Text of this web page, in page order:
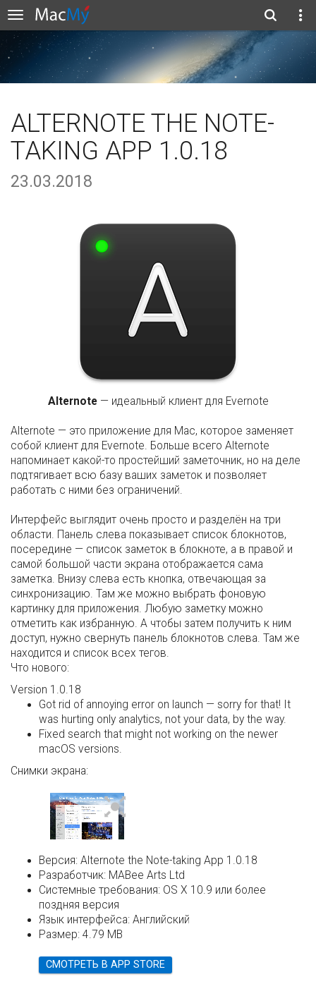
ALTERNOTE THE NOTE-
TAKING APP 1.0.18
23.03.2018
Alternote— идеальный клиент для Evernote
Alternote — это приложение для Mac, которое заменяет
собой клиент для Evernote. Больше всего Alternote
напоминает какой-то простейший заметочник, но на деле
подтягивает всю базу ваших заметок и позволяет
работать с ними без ограничений.
Интерфейс выглядит очень просто и разделён на три
области. Панель слева показывает список блокнотов,
посередине — список заметок в блокноте, а в правой и
самой большой части экрана отображается сама
заметка. Внизу слева есть кнопка, отвечающая за
синхронизацию. Там же можно выбрать фоновую
картинку для приложения. Любую заметку можно
отметить как избранную. А чтобы затем получить к ним
доступ, нужно свернуть панель блокнотов слева. Там же
находится и список всех тегов.
Что нового:
Version 1.0.18
Got rid of annoying error on launch — sorry for that! It
was hurting only analytics, not your data, by the way.
Fixed search that might not working on the newer
macOS versions.
Снимки экрана:
Версия: Alternote the Note-taking App 1.0.18
Разработчик: MABee Arts Ltd
Системные требования: OS X 10.9 или более
поздняя версия
Язык интерфейса: Английский
Размер: 4.79 MB
СМОТРЕТЬ В APP STORE